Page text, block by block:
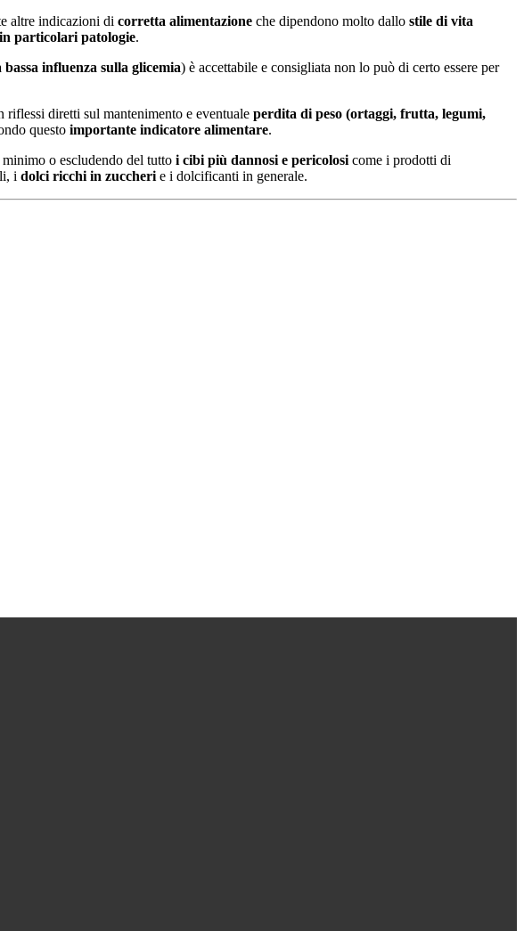
altre indicazioni di corretta alimentazione che dipendono molto dallo stile di vita
particolari patologie.
bassa influenza sulla glicemia) è accettabile e consigliata non lo può di certo essere per
riflessi diretti sul mantenimento e eventuale perdita di peso (ortaggi, frutta, legumi,
questo importante indicatore alimentare.
o escludendo del tutto i cibi più dannosi e pericolosicome i prodotti di
i dolci ricchi in zuccherie i dolcificanti in generale.